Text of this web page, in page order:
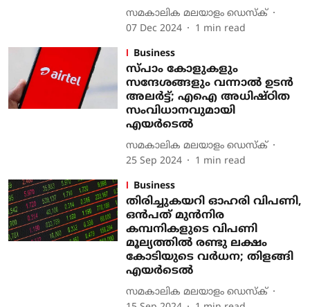
സമകാലിക മലയാളം ഡെസ്ക്
07 Dec 2024
1 min read
Business
സ്പാം കോളുകളും
സന്ദേശങ്ങളും വന്നാല്‍ ഉടന്‍
അലര്‍ട്ട്; എഐ അധിഷ്ഠിത
സംവിധാനവുമായി
എയര്‍ടെല്‍
സമകാലിക മലയാളം ഡെസ്ക്
25 Sep 2024
1 min read
Business
തിരിച്ചുകയറി ഓഹരി വിപണി,
ഒന്‍പത് മുന്‍നിര
കമ്പനികളുടെ വിപണി
മൂല്യത്തില്‍ രണ്ടു ലക്ഷം
കോടിയുടെ വര്‍ധന; തിളങ്ങി
എയർടെൽ
സമകാലിക മലയാളം ഡെസ്ക്